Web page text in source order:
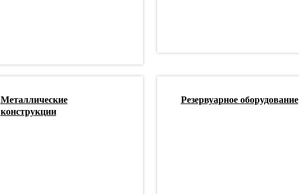
Металлические
конструкции
Резервуарное оборудование